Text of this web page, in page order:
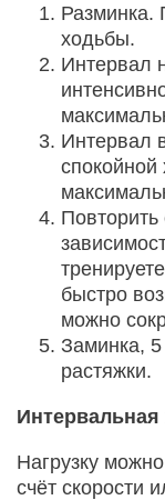
Разминка.
ходьбы.
Интервал
Интервал
Повторить
быстро
можно
Заминка,
растяжки.
Интервальная
Нагрузку
счёт скорости